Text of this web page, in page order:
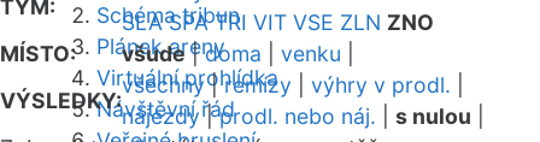
Schéma tribun
Plánek areny
Virtuální prohlídka
Návštěvní řád
TÝM:
SLA SPA TRI VIT VSE ZLN ZNO
MÍSTO:
všude|doma venku
VÝSLEDKY:
všechny|remízy výhry v prodl.
nájezdy|prodl. nebo náj. s nulou